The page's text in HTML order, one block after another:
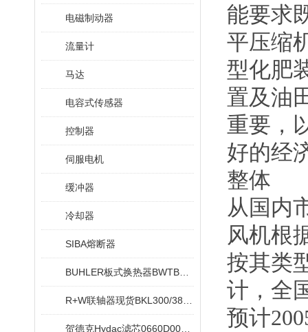
电磁制动器
流量计
马达
电容式传感器
控制器
伺服电机
缓冲器
冷却器
SIBA熔断器
能要求
平压缩
型化肥
置及油
重要，
好的经
整体
从国内
风机根
按其类
计，全
预计